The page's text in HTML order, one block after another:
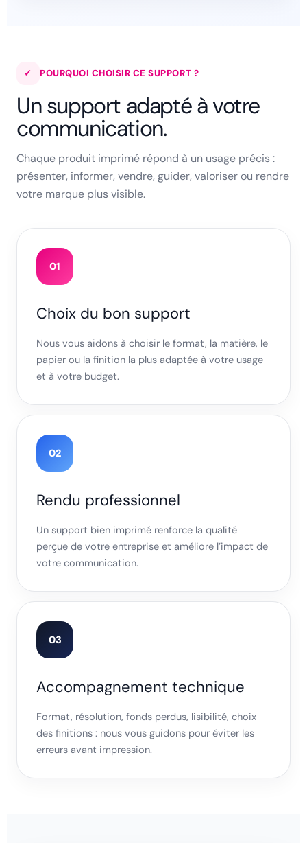
✓ POURQUOI CHOISIR CE SUPPORT ?
Un support adapté à votre
communication.
Chaque produit imprimé répond à un usage précis :
présenter, informer, vendre, guider, valoriser ou rendre
votre marque plus visible.
01
Choix du bon support
Nous vous aidons à choisir le format, la matière, le
papier ou la finition la plus adaptée à votre usage
et à votre budget.
02
Rendu professionnel
Un support bien imprimé renforce la qualité
perçue de votre entreprise et améliore l’impact de
votre communication.
03
Accompagnement technique
Format, résolution, fonds perdus, lisibilité, choix
des finitions : nous vous guidons pour éviter les
erreurs avant impression.